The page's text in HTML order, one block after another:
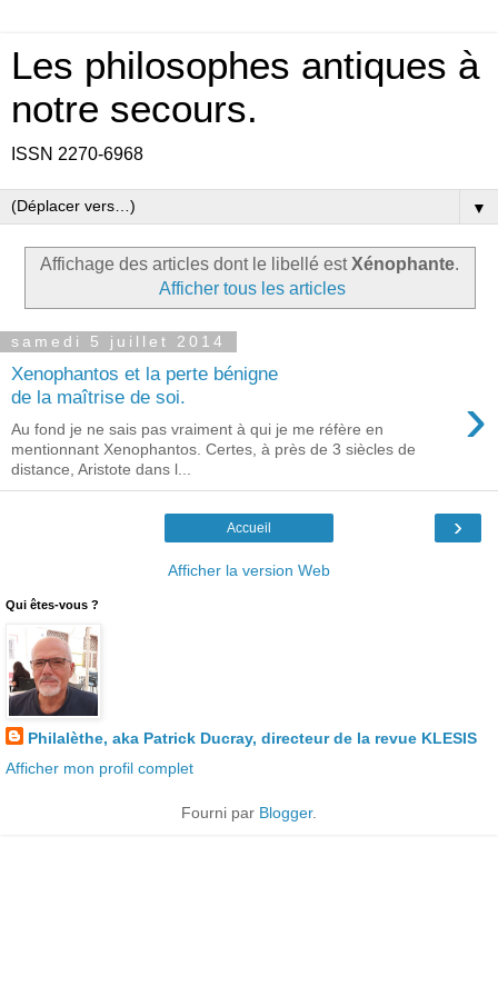
Les philosophes antiques à
notre secours.
ISSN 2270-6968
▼
Affichage des articles dont le libellé estXénophante.
Afficher tous les articles
samedi 5 juillet 2014
Xenophantos et la perte bénigne
de la maîtrise de soi.
›
Au fond je ne sais pas vraiment à qui je me réfère en
mentionnant Xenophantos. Certes, à près de 3 siècles de
distance, Aristote dans l...
›
Accueil
Afficher la version Web
Qui êtes-vous ?
Philalèthe, aka Patrick Ducray, directeur de la revue KLESIS
Afficher mon profil complet
Fourni par Blogger.